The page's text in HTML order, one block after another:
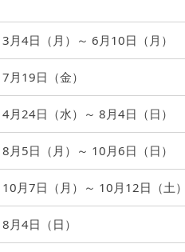
3月4日（月）～ 6月10日（月）
7月19日（金）
4月24日（水）～ 8月4日（日）
8月5日（月）～ 10月6日（日）
10月7日（月）～ 10月12日（土）
8月4日（日）